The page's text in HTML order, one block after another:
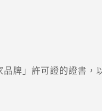
品牌」許可證的證書，